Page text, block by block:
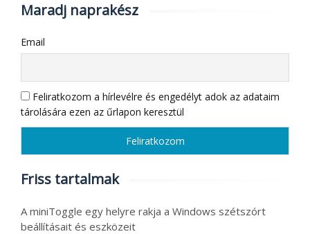
Maradj naprakész
Email
Feliratkozom a hírlevélre és engedélyt adok az adataim
tárolására ezen az űrlapon keresztül
Friss tartalmak
A miniToggle egy helyre rakja a Windows szétszórt
beállításait és eszközeit